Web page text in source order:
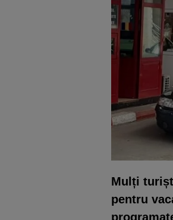
Mulți
pentru